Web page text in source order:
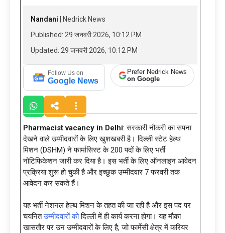
Nandani | Nedrick News
Published: 29 जनवरी 2026, 10:12 PM
Updated: 29 जनवरी 2026, 10:12 PM
Follow Us on
Google News
Prefer Nedrick News
on Google
Pharmacist vacancy in Delhi: सरकारी नौकरी का सपना
देखने वाले उम्मीदवारों के लिए खुशखबरी है। दिल्ली स्टेट हेल्थ
मिशन (DSHM) ने फार्मासिस्ट के 200 पदों के लिए भर्ती
नोटिफिकेशन जारी कर दिया है। इस भर्ती के लिए ऑनलाइन आवेदन
प्रक्रिया शुरू हो चुकी है और इच्छुक उम्मीदवार 7 फरवरी तक
आवेदन कर सकते हैं।
यह भर्ती नेशनल हेल्थ मिशन के तहत की जा रही है और इस पद पर
चयनितउम्मीदवारों कोदिल्ली में ही कार्य करना होगा। यह मौका
खासतौर पर उन उम्मीदवारों के लिए है, जो फार्मेसी क्षेत्र में करियर